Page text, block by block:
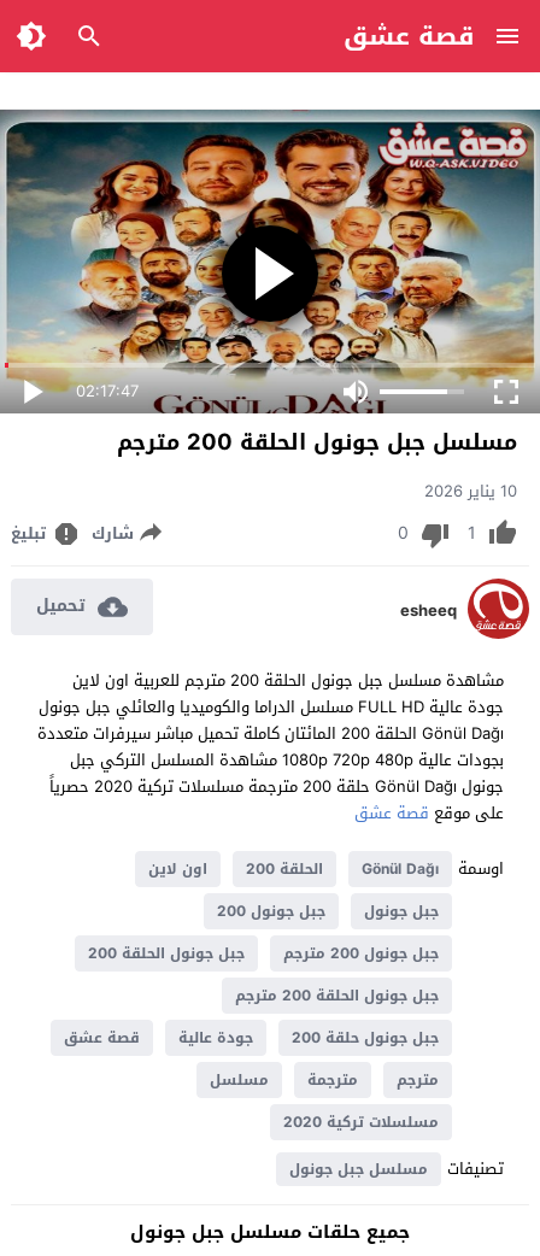
قصة عشق
02:17:47
مسلسل جبل جونول الحلقة 200 مترجم
10 يناير 2026
1
0 شارك تبليغ
esheeq تحميل
مشاهدة مسلسل جبل جونول الحلقة 200 مترجم للعربية اون لاين
جودة عالية FULL HD مسلسل الدراما والكوميديا والعائلي جبل جونول
Gönül Dağı الحلقة 200 المائتان كاملة تحميل مباشر سيرفرات متعددة
بجودات عالية 1080p 720p 480p مشاهدة المسلسل التركي جبل
جونول Gönül Dağı حلقة 200 مترجمة مسلسلات تركية 2020 حصرياً
على موقع قصة عشق
اوسمة
Gönül Dağı الحلقة 200
اون لاين
جبل جونول
جبل جونول 200
جبل جونول 200 مترجم
جبل جونول الحلقة 200
جبل جونول الحلقة 200 مترجم
جبل جونول حلقة 200
جودة عالية
قصة عشق
مترجم
مترجمة
مسلسل
مسلسلات تركية 2020
تصنيفات مسلسل جبل جونول
جميع حلقات مسلسل جبل جونول